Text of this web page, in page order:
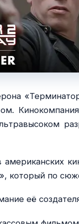
Кинокомпания
который по
её